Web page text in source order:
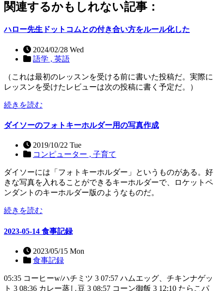
関連するかもしれない記事：
ハロー先生ドットコムとの付き合い方をルール化した
2024/02/28 Wed
語学 , 英語
（これは最初のレッスンを受ける前に書いた投稿だ。実際に
レッスンを受けたレビューは次の投稿に書く予定だ。）
続きを読む
ダイソーのフォトキーホルダー用の写真作成
2019/10/22 Tue
コンピューター , 子育て
ダイソーには「フォトキーホルダー」というものがある。好
きな写真を入れることができるキーホルダーで、ロケットペ
ンダントのキーホルダー版のようなものだ。
続きを読む
2023-05-14 食事記録
2023/05/15 Mon
食事記録
05:35 コーヒーw/ハチミツ 3 07:57 ハムエッグ、チキンナゲッ
ト 3 08:36 カレー蒸し豆 3 08:57 コーン御飯 3 12:10 たらこパ